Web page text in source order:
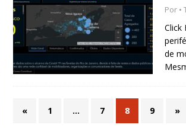
Por •
Click
de
« 1 … 7 8 9 »